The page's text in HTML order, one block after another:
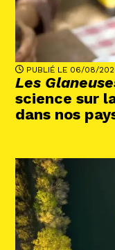
PUBLIÉ LE 06/08/
Les
science sur
dans nos